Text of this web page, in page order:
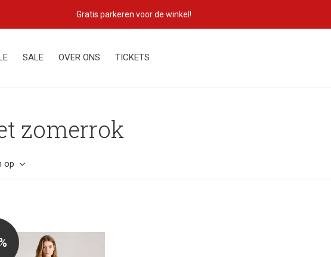
SALE OVER ONS TICKETS
Gratis parkeren voor de winkel!
zomerrok
op